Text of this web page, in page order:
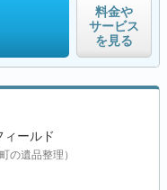
料金や
サービス
を見る
ィールド
の遺品整理）